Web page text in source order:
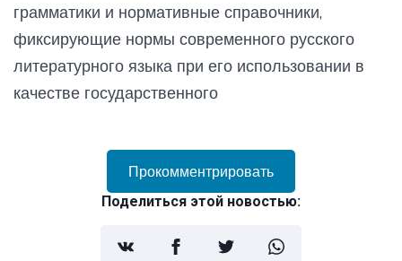
грамматики и нормативные справочники,
фиксирующие нормы современного русского
литературного языка при его использовании в
качестве государственного
Прокомментрировать
Поделиться этой новостью: